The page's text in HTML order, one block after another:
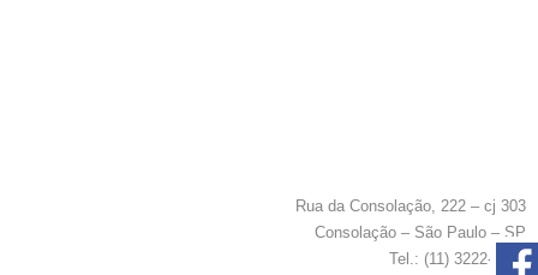
Rua da Consolação, 222 – cj 303
Consolação – São Paulo – SP
Tel.: (11) 3222-7800